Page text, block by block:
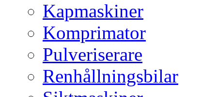
Kapmaskiner
Komprimator
Pulveriserare
Renhållningsbilar